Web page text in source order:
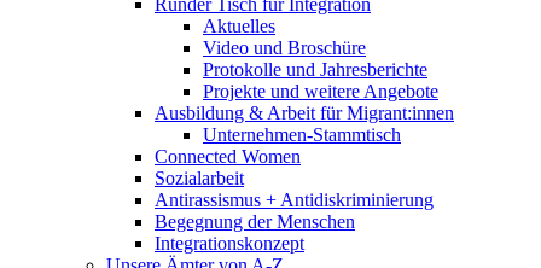
Runder Tisch für Integration
Aktuelles
Video und Broschüre
Protokolle und Jahresberichte
Projekte und weitere Angebote
Ausbildung & Arbeit für Migrant:innen
Unternehmen-Stammtisch
Connected Women
Sozialarbeit
Antirassismus + Antidiskriminierung
Begegnung der Menschen
Integrationskonzept